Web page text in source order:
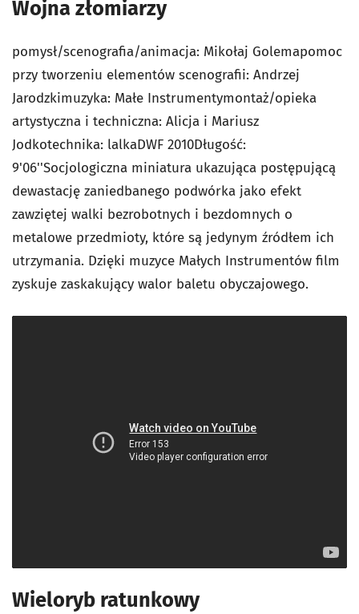
Wojna złomiarzy
pomysł/scenografia/animacja: Mikołaj Golemapomoc
przy tworzeniu elementów scenografii: Andrzej
Jarodzkimuzyka: Małe Instrumentymontaż/opieka
artystyczna i techniczna: Alicja i Mariusz
Jodkotechnika: lalkaDWF 2010Długość:
9'06''Socjologiczna miniatura ukazująca postępującą
dewastację zaniedbanego podwórka jako efekt
zawziętej walki bezrobotnych i bezdomnych o
metalowe przedmioty, które są jedynym źródłem ich
utrzymania. Dzięki muzyce Małych Instrumentów film
zyskuje zaskakujący walor baletu obyczajowego.
Wieloryb ratunkowy